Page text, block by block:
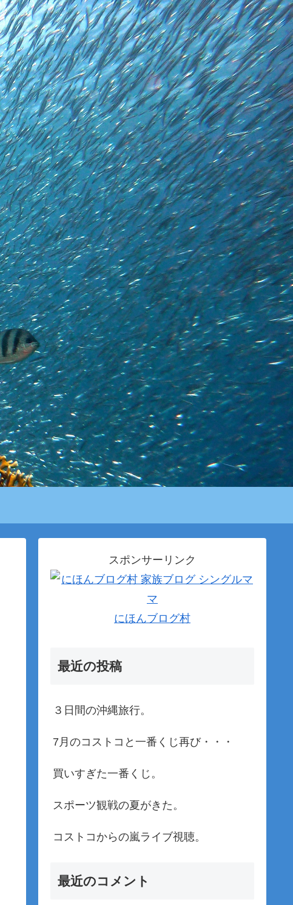
スポンサーリンク
にほんブログ村
最近の投稿
３日間の沖縄旅行。
7月のコストコと一番くじ再び・・・
買いすぎた一番くじ。
スポーツ観戦の夏がきた。
コストコからの嵐ライブ視聴。
最近のコメント